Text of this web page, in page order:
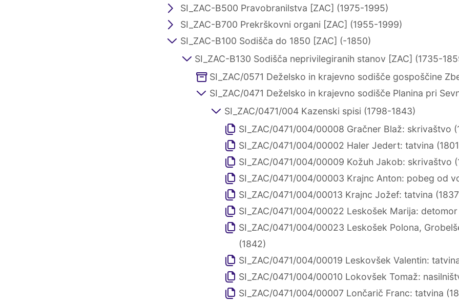
SI_ZAC-B500 Pravobranilstva [ZAC] (1975-1995)
SI_ZAC-B700 Prekrškovni organi [ZAC] (1955-1999)
SI_ZAC-B100 Sodišča do 1850 [ZAC] (-1850)
SI_ZAC-B130 Sodišča neprivilegiranih stanov [ZAC] (1735-
SI_ZAC/0571 Deželsko in krajevno sodišče gospoščine
SI_ZAC/0471 Deželsko in krajevno sodišče Planina pri
SI_ZAC/0471/004 Kazenski spisi (1798-1843)
SI_ZAC/0471/004/00008 Gračner Blaž: skrivaštvo
SI_ZAC/0471/004/00002 Haler Jedert: tatvina
SI_ZAC/0471/004/00009 Kožuh Jakob: skrivaštvo
SI_ZAC/0471/004/00003 Krajnc Anton: pobeg od
SI_ZAC/0471/004/00013 Krajnc Jožef: tatvina
SI_ZAC/0471/004/00022 Leskošek Marija: detomor
SI_ZAC/0471/004/00023 Leskošek Polona,
(1842)
SI_ZAC/0471/004/00019 Leskovšek Valentin:
SI_ZAC/0471/004/00010 Lokovšek Tomaž:
SI_ZAC/0471/004/00007 Lončarič Franc: tatvina